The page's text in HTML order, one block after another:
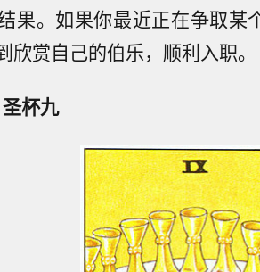
果。如果你最近正在争取某
欣赏自己的伯乐，顺利入职。
杯九